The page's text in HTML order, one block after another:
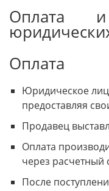
Оплата
Оплата
Юридическое
предоставляя
Продавец
Оплата
через расчетный
После